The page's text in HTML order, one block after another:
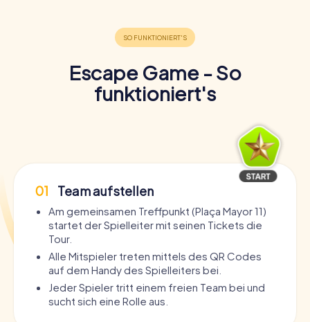
Escape Game - So
funktioniert's
01 Team aufstellen
Am gemeinsamen Treffpunkt (Plaça Mayor 11)
startet der Spielleiter mit seinen Tickets die
Tour.
Alle Mitspieler treten mittels des QR Codes
auf dem Handy des Spielleiters bei.
Jeder Spieler tritt einem freien Team bei und
sucht sich eine Rolle aus.